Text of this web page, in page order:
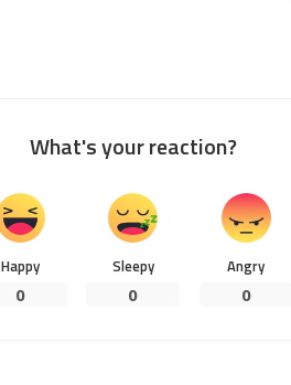
What's your reaction?
Happy
0
Sleepy
0
Angry
0